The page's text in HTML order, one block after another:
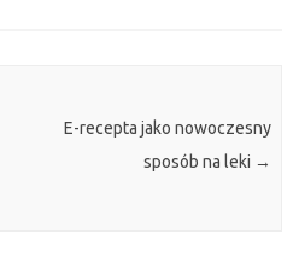
E-recepta jako nowoczesny
sposób na leki →